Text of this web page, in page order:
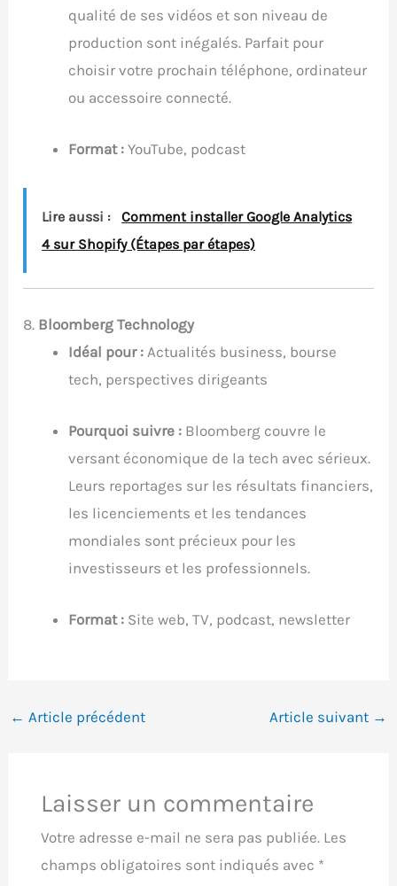
qualité de ses vidéos et son niveau de
production sont inégalés. Parfait pour
choisir votre prochain téléphone, ordinateur
ou accessoire connecté.
Format : YouTube, podcast
Lire aussi :
Comment installer Google Analytics
4 sur Shopify (Étapes par étapes)
8. Bloomberg Technology
Idéal pour : Actualités business, bourse
tech, perspectives dirigeants
Pourquoi suivre : Bloomberg couvre le
versant économique de la tech avec sérieux.
Leurs reportages sur les résultats financiers,
les licenciements et les tendances
mondiales sont précieux pour les
investisseurs et les professionnels.
Format : Site web, TV, podcast, newsletter
← Article précédent Article suivant →
Laisser un commentaire
Votre adresse e-mail ne sera pas publiée. Les
champs obligatoires sont indiqués avec *